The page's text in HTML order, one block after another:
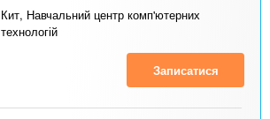
Кит, Навчальний центр комп'ютерних
технологій
Записатися